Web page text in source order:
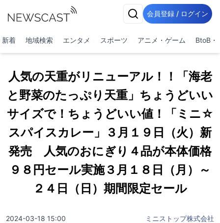
会員登録 / ログイン
新着 地域検索 エンタメ スポーツ アニメ・ゲーム BtoB・
人気の天重がリニューアル！！「海老
と野菜のたっぷり天重」ちょうどいい
サイズで！ちょうどいい値！「ミニ☆
スパイスカレー」３月１９日（火）新
発売 人気のおにぎり４品が本体価格
９８円セール実施３月１８日（月）～
２４日（日）期間限定セール
2024-03-18 15:00 ミニストップ株式会社